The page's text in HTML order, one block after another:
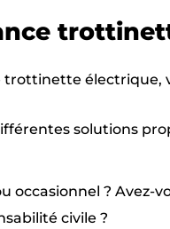
électrique,
solutions
occasionnel ? Avez-
civile ?